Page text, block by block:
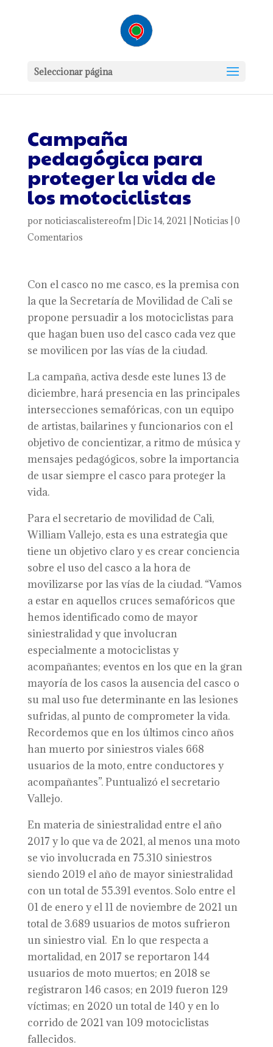
Seleccionar página
Campaña
pedagógica para
proteger la vida de
los motociclistas
por noticiascalistereofm| Dic 14, 2021 Noticias 0
Comentarios
Con el casco no me casco, es la premisa con
la que la Secretaría de Movilidad de Cali se
propone persuadir a los motociclistas para
que hagan buen uso del casco cada vez que
se movilicen por las vías de la ciudad.
La campaña, activa desde este lunes 13 de
diciembre, hará presencia en las principales
intersecciones semafóricas, con un equipo
de artistas, bailarines y funcionarios con el
objetivo de concientizar, a ritmo de música y
mensajes pedagógicos, sobre la importancia
de usar siempre el casco para proteger la
vida.
Para el secretario de movilidad de Cali,
William Vallejo, esta es una estrategia que
tiene un objetivo claro y es crear conciencia
sobre el uso del casco a la hora de
movilizarse por las vías de la ciudad. “Vamos
a estar en aquellos cruces semafóricos que
hemos identificado como de mayor
siniestralidad y que involucran
especialmente a motociclistas y
acompañantes; eventos en los que en la gran
mayoría de los casos la ausencia del casco o
su mal uso fue determinante en las lesiones
sufridas, al punto de comprometer la vida.
Recordemos que en los últimos cinco años
han muerto por siniestros viales 668
usuarios de la moto, entre conductores y
acompañantes”. Puntualizó el secretario
Vallejo.
En materia de siniestralidad entre el año
2017 y lo que va de 2021, al menos una moto
se vio involucrada en 75.310 siniestros
siendo 2019 el año de mayor siniestralidad
con un total de 55.391 eventos. Solo entre el
01 de enero y el 11 de noviembre de 2021 un
total de 3.689 usuarios de motos sufrieron
un siniestro vial. En lo que respecta a
mortalidad, en 2017 se reportaron 144
usuarios de moto muertos; en 2018 se
registraron 146 casos; en 2019 fueron 129
víctimas; en 2020 un total de 140 y en lo
corrido de 2021 van 109 motociclistas
fallecidos.